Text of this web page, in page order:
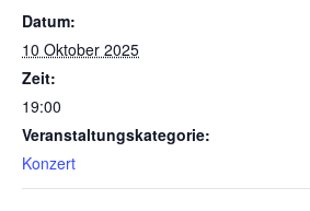
Datum:
10 Oktober 2025
Zeit:
19:00
Veranstaltungskategorie:
Konzert